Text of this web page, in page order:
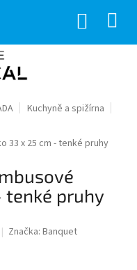
Kuchyně a spižírna
33 x 25 cm - tenké pruhy
tenké pruhy
Značka: Banquet